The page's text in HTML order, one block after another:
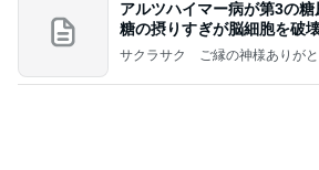
今日の家事スタイル！
by Ameba